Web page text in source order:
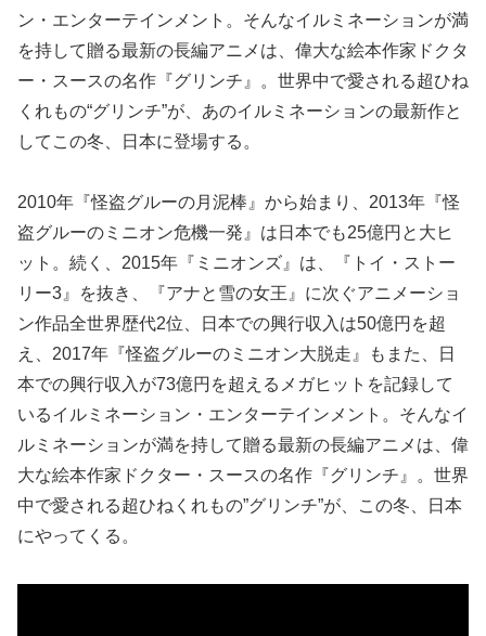
ン・エンターテインメント。そんなイルミネーションが満
を持して贈る最新の長編アニメは、偉大な絵本作家ドクタ
ー・スースの名作『グリンチ』。世界中で愛される超ひね
くれもの“グリンチ”が、あのイルミネーションの最新作と
してこの冬、日本に登場する。
2010年『怪盗グルーの月泥棒』から始まり、2013年『怪
盗グルーのミニオン危機一発』は日本でも25億円と大ヒ
ット。続く、2015年『ミニオンズ』は、『トイ・ストー
リー3』を抜き、『アナと雪の女王』に次ぐアニメーショ
ン作品全世界歴代2位、日本での興行収入は50億円を超
え、2017年『怪盗グルーのミニオン大脱走』もまた、日
本での興行収入が73億円を超えるメガヒットを記録して
いるイルミネーション・エンターテインメント。そんなイ
ルミネーションが満を持して贈る最新の長編アニメは、偉
大な絵本作家ドクター・スースの名作『グリンチ』。世界
中で愛される超ひねくれもの”グリンチ”が、この冬、日本
にやってくる。